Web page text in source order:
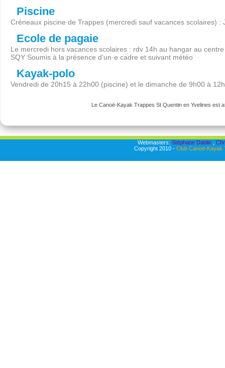
Piscine
Créneaux piscine de Trappes (mercredi sauf vacances scolaires)
Ecole de pagaie
Le mercredi hors vacances scolaires : rdv 14h au hangar au
SQY Soumis à la présence d’un·e cadre et suivant météo
Kayak-polo
Vendredi de 20h15 à 22h00 (piscine) et le dimanche de 9h00 à
Le Canoë-Kayak Trappes St Quentin en Yvelines est
Webmasters: Stéphane Dablin,
Copyright 2010 - Club Canoë-Kayak